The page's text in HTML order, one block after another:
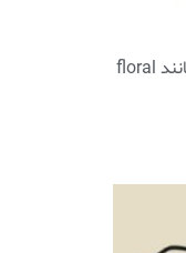
اصطلاحات تخصصی قهوه ؛ قسمت دوم آروما (aroma): به عطر و رایحه نحفته در دانه قهوه که در فرآیند رست همراه با روغن های قهوه از مرکز به سطح می آیند ، می گویند . مانند floral